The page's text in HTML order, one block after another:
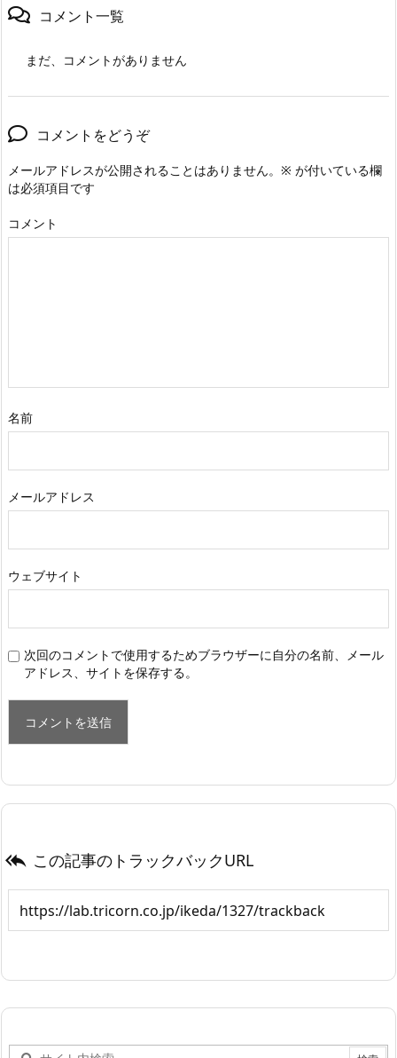
コメント一覧
まだ、コメントがありません
コメントをどうぞ
メールアドレスが公開されることはありません。 ※ が付いている欄
は必須項目です
コメント
名前
メールアドレス
ウェブサイト
次回のコメントで使用するためブラウザーに自分の名前、メール
アドレス、サイトを保存する。
 この記事のトラックバックURL